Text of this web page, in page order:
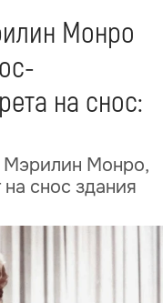
Монро
на снос:
Мэрилин Монро,
снос здания